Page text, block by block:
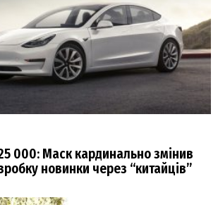
000: Маск кардинально змінив
новинки через “китайців”